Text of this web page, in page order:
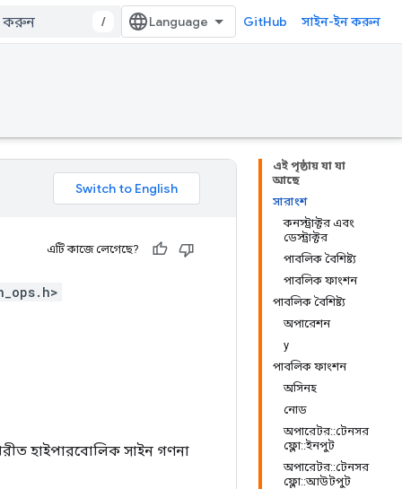
/ GitHub সাইন-ইন করুন
এই পৃষ্ঠায় যা যা
আছে
সারাংশ
কনস্ট্রাক্টর এবং
ডেস্ট্রাক্টর
পাবলিক বৈশিষ্ট্য
পাবলিক ফাংশন
পাবলিক বৈশিষ্ট্য
অপারেশন
y
পাবলিক ফাংশন
অসিনহ
নোড
অপারেটর::টেনসর
ফ্লো::ইনপুট
অপারেটর::টেনসর
ফ্লো::আউটপুট
এটি কাজে লেগেছে?
হাইপারবোলিক সাইন গণনা